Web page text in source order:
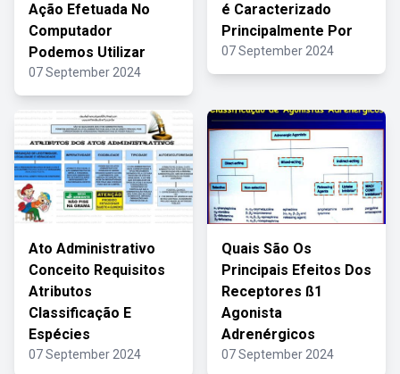
Ação Efetuada No
Computador
Podemos Utilizar
07 September 2024
é Caracterizado
Principalmente Por
07 September 2024
Ato Administrativo
Conceito Requisitos
Atributos
Classificação E
Espécies
07 September 2024
Quais São Os
Principais Efeitos Dos
Receptores ß1
Agonista
Adrenérgicos
07 September 2024